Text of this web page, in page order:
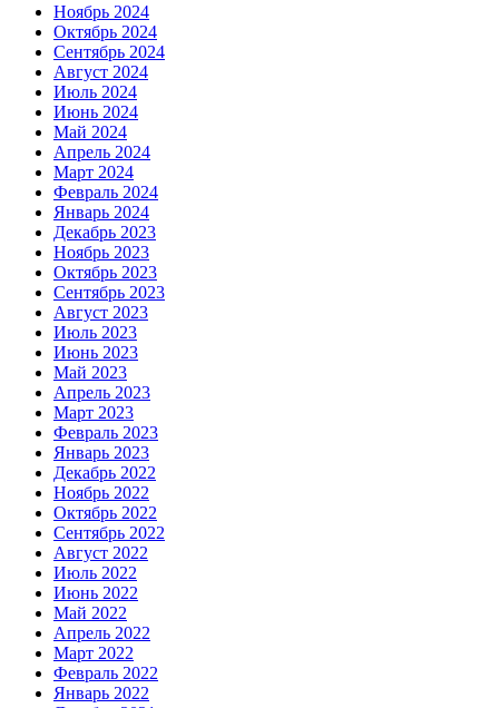
Ноябрь 2024
Октябрь 2024
Сентябрь 2024
Август 2024
Июль 2024
Июнь 2024
Май 2024
Апрель 2024
Март 2024
Февраль 2024
Январь 2024
Декабрь 2023
Ноябрь 2023
Октябрь 2023
Сентябрь 2023
Август 2023
Июль 2023
Июнь 2023
Май 2023
Апрель 2023
Март 2023
Февраль 2023
Январь 2023
Декабрь 2022
Ноябрь 2022
Октябрь 2022
Сентябрь 2022
Август 2022
Июль 2022
Июнь 2022
Май 2022
Апрель 2022
Март 2022
Февраль 2022
Январь 2022